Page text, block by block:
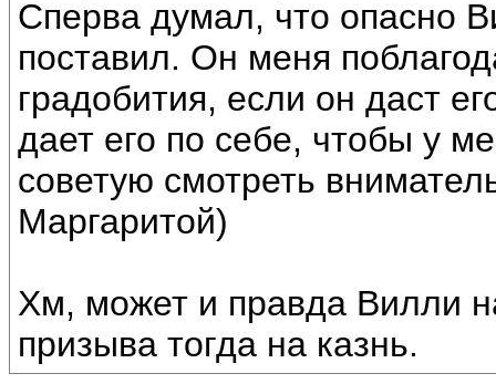
Сперва думал, что опасно
поставил. Он меня
градобития, если он даст
дает его по себе, чтобы у
советую смотреть
Маргаритой)
Хм, может и правда Вилли
призыва тогда на казнь.